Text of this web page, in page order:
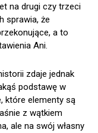
na drugi czy trzeci
sprawia, że
a to
Ani.
zdaje jednak
podstawę w
które elementy są
z wątkiem
ale na swój własny